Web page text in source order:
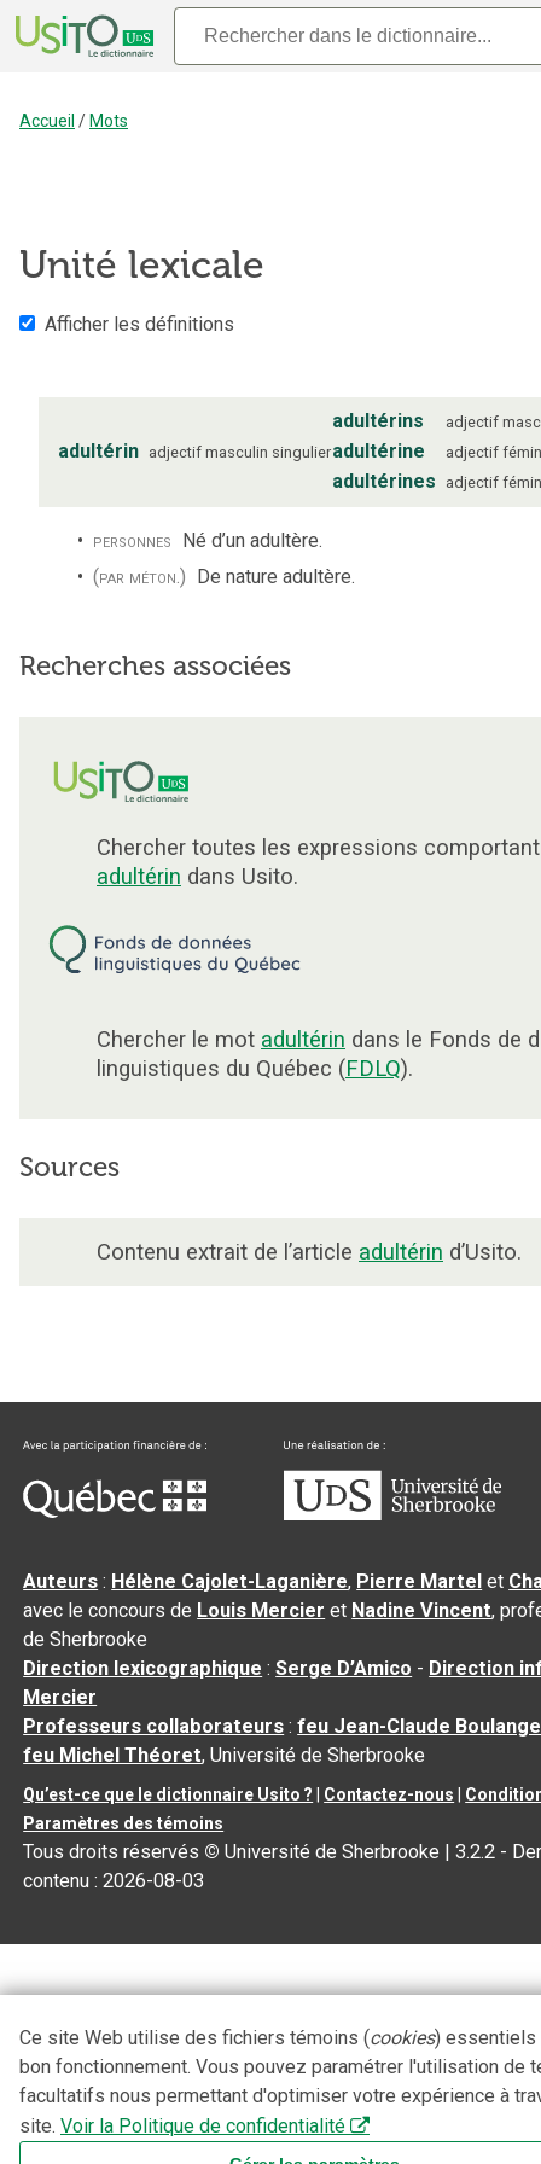
Accueil / Mots
Unité lexicale
Afficher les définitions
adultérin adjectif masculin singulier
adultérins adjectif
adultérine adjectif
adultérines adjectif
personnes Né d’un adultère.
(par méton.) De nature adultère.
Recherches associées
Chercher toutes les expressions
adultérin dans Usito.
Chercher le mot adultérin dans le Fonds de
linguistiques du Québec (FDLQ).
Sources
Contenu extrait de l’article adultérin d’Usito.
Auteurs : Hélène Cajolet-Laganière, Pierre Martel et
avec le concours de Louis Mercier et Nadine Vincent,
de Sherbrooke
Direction lexicographique :Serge D’Amico - Direction
Mercier
Professeurs collaborateurs :feu Jean-Claude
feu Michel Théoret, Université de Sherbrooke
Qu’est-ce que le dictionnaire Usito ? Contactez-nous
Paramètres des témoins
Tous droits réservés © Université de Sherbrooke |3.2.2 -
contenu :2026-08-03
Ce site Web utilise des fichiers témoins (cookies) essentiels
bon fonctionnement. Vous pouvez paramétrer l'utilisation de
facultatifs nous permettant d'optimiser votre expérience à
site. Voir la Politique de confidentialité